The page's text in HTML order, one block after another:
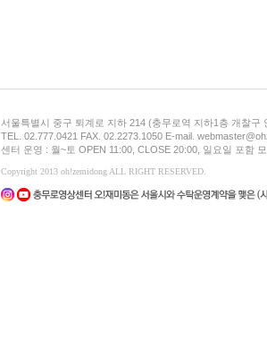
서울특별시 중구 퇴계로 지하 214 (충무로역 지하1층 개찰구
TEL. 02.777.0421 FAX. 02.2273.1050 E-mail.
센터 운영 : 월~토 OPEN 11:00, CLOSE 20:00, 일요일 포함
Copyright 2013 oh!zemidong ALL RIGHT RESERVED.